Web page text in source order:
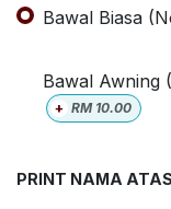
Bawal Biasa
Bawal Awning
+ RM 10.00
PRINT NAMA